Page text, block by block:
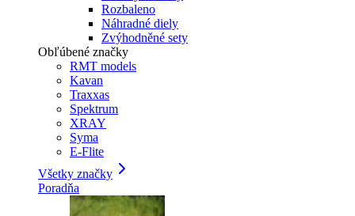
Rozbaleno
Náhradné diely
Zvýhodněné sety
Obľúbené značky
RMT models
Kavan
Traxxas
Spektrum
XRAY
Syma
E-Flite
Všetky značky
Poradňa